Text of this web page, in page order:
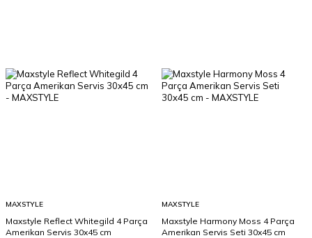
MAXSTYLE
Maxstyle Reflect Whitegild 4 Parça
Amerikan Servis 30x45 cm
MAXSTYLE
Maxstyle Harmony Moss 4 Parça
Amerikan Servis Seti 30x45 cm